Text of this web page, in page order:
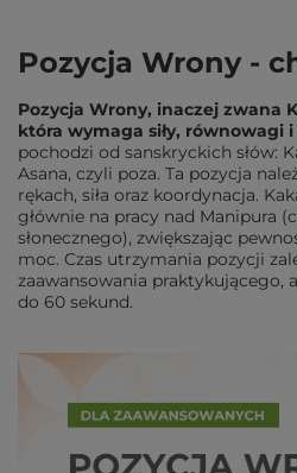
Pozycja Wrony -
Pozycja Wrony, inaczej zwana
która wymaga siły, równowagi
pochodzi od sanskryckich słów:
Asana, czyli poza. Ta pozycja
rękach, siła oraz koordynacja.
głównie na pracy nad Manipura
słonecznego), zwiększając
moc. Czas utrzymania pozycji
zaawansowania praktykującego,
do 60 sekund.